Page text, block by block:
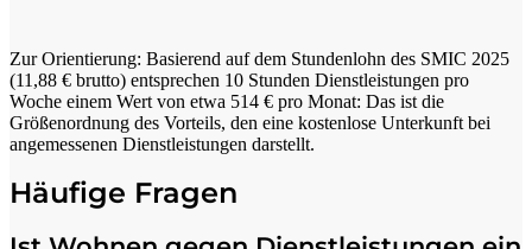
Zur Orientierung: Basierend auf dem Stundenlohn des SMIC 2025
(11,88 € brutto) entsprechen 10 Stunden Dienstleistungen pro
Woche einem Wert von etwa 514 € pro Monat: Das ist die
Größenordnung des Vorteils, den eine kostenlose Unterkunft bei
angemessenen Dienstleistungen darstellt.
Häufige Fragen